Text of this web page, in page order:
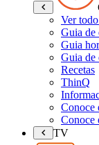
Ver
Guia de
Guia
Guia de
Recetas
ThinQ
Conoce
Conoce
TV